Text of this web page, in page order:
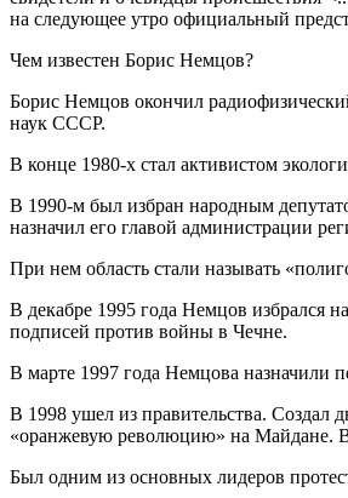
на следующее утро официальный
Чем известен Борис Немцов?
Борис Немцов окончил
наук СССР.
В конце 1980-х стал активистом
В 1990-м был избран народным
назначил его главой администрации
При нем область стали называть
В декабре 1995 года Немцов избрался
подписей против войны в Чечне.
В марте 1997 года Немцова назначили
В 1998 ушел из правительства. Создал
«оранжевую революцию» на Майдане. В
Был одним из основных лидеров